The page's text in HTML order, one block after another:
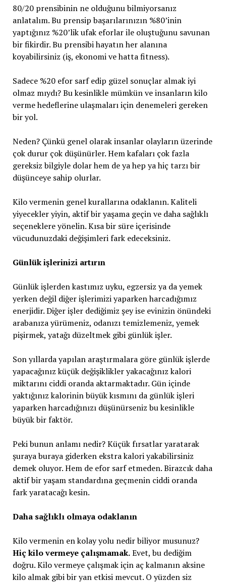
80/20 prensibinin ne olduğunu bilmiyorsanız
anlatalım. Bu prensip başarılarınızın %80’inin
yaptığınız %20’lik ufak eforlar ile oluştuğunu savunan
bir fikirdir. Bu prensibi hayatın her alanına
koyabilirsiniz (iş, ekonomi ve hatta fitness).
Sadece %20 efor sarf edip güzel sonuçlar almak iyi
olmaz mıydı? Bu kesinlikle mümkün ve insanların kilo
verme hedeflerine ulaşmaları için denemeleri gereken
bir yol.
Neden? Çünkü genel olarak insanlar olayların üzerinde
çok durur çok düşünürler. Hem kafaları çok fazla
gereksiz bilgiyle dolar hem de ya hep ya hiç tarzı bir
düşünceye sahip olurlar.
Kilo vermenin genel kurallarına odaklanın. Kaliteli
yiyecekler yiyin, aktif bir yaşama geçin ve daha sağlıklı
seçeneklere yönelin. Kısa bir süre içerisinde
vücudunuzdaki değişimleri fark edeceksiniz.
Günlük işlerinizi artırın
Günlük işlerden kastımız uyku, egzersiz ya da yemek
yerken değil diğer işlerimizi yaparken harcadığımız
enerjidir. Diğer işler dediğimiz şey ise evinizin önündeki
arabanıza yürümeniz, odanızı temizlemeniz, yemek
pişirmek, yatağı düzeltmek gibi günlük işler.
Son yıllarda yapılan araştırmalara göre günlük işlerde
yapacağınız küçük değişiklikler yakacağınız kalori
miktarını ciddi oranda aktarmaktadır. Gün içinde
yaktığınız kalorinin büyük kısmını da günlük işleri
yaparken harcadığınızı düşünürseniz bu kesinlikle
büyük bir faktör.
Peki bunun anlamı nedir? Küçük fırsatlar yaratarak
şuraya buraya giderken ekstra kalori yakabilirsiniz
demek oluyor. Hem de efor sarf etmeden. Birazcık daha
aktif bir yaşam standardına geçmenin ciddi oranda
fark yaratacağı kesin.
Daha sağlıklı olmaya odaklanın
Kilo vermenin en kolay yolu nedir biliyor musunuz?
Hiç kilo vermeye çalışmamak.Evet, bu dediğim
doğru. Kilo vermeye çalışmak için aç kalmanın aksine
kilo almak gibi bir yan etkisi mevcut. O yüzden siz